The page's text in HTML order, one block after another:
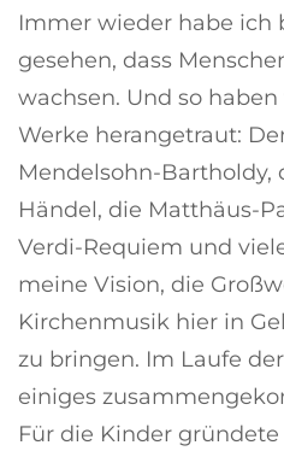
Immer wieder habe ich
gesehen, dass
wachsen. Und so
Werke herangetraut:
Mendelsohn-Bartholdy,
Händel, die Matthäus-
Verdi-Requiem und
meine Vision, die
Kirchenmusik hier in
zu bringen. Im Laufe
einiges
Für die Kinder